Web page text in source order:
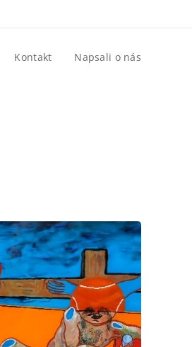
Kontakt Napsali o nás